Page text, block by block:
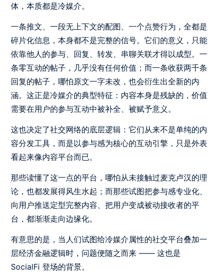
体，本质都是冷媒介。
一条推文、一段无上下文的配图、一个点赞行为，全都是
碎片化信息，本身都不是完整的信号。它们的意义，只能
依靠他人的参与、回复、转发、串聊关联才得以成型。一
条零互动的帖子，几乎没有任何价值；而一条收获两千条
回复的帖子，哪怕原文一字未改，也会衍生出全新的内
涵。这正是冷媒介的典型特征：内容本身是残缺的，价值
需要在用户的参与互动中被补全、被赋予意义。
这也决定了社交网络的底层逻辑：它们从来不是单纯的内
容分发工具，而是以参与感为核心的互动引擎，只是外表
看起来像内容平台而已。
那些读懂了这一点的平台，哪怕从未接触过麦克卢汉的理
论，也都发展得风生水起；而那些试图把参与感专业化、
向用户推送定型完整内容、把用户变成被动接收者的平
台，都渐渐走向边缘化。
有意思的是，当人们试图给冷媒介属性的社交平台叠加一
层经济金融逻辑时，问题便随之而来 —— 这也是
SocialFi 登场的背景。